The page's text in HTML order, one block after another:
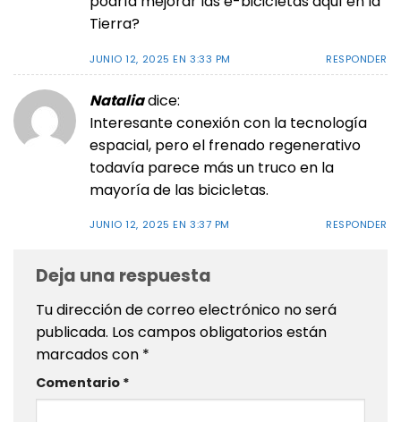
Tierra?
JUNIO 12, 2025 EN 3:33 PM RESPONDER
Nataliadice:
Interesante conexión con la tecnología
espacial, pero el frenado regenerativo
todavía parece más un truco en la
mayoría de las bicicletas.
JUNIO 12, 2025 EN 3:37 PM RESPONDER
Deja una respuesta
Tu dirección de correo electrónico no será
publicada. Los campos obligatorios están
marcados con *
Comentario *